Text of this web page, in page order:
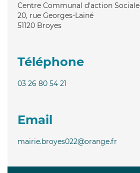
Centre Communal d'action Sociale
20, rue Georges-Lainé
51120 Broyes
Téléphone
03 26 80 54 21
Email
mairie.broyes022@orange.fr